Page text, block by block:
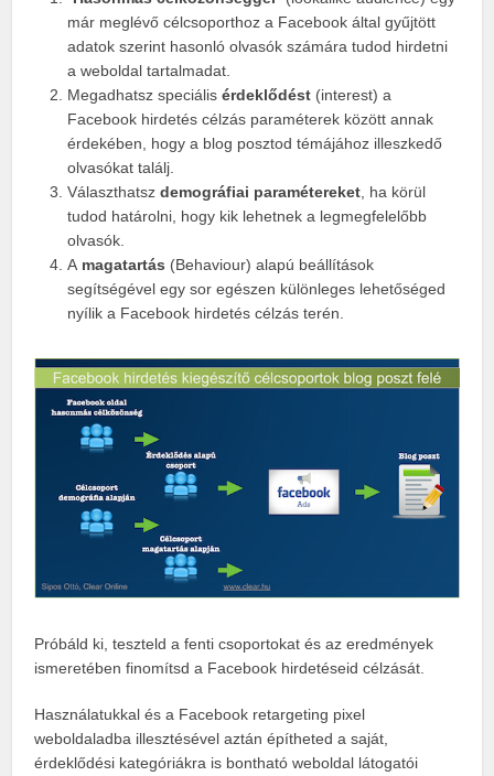
már meglévő célcsoporthoz a Facebook által gyűjtött
adatok szerint hasonló olvasók számára tudod hirdetni
a weboldal tartalmadat.
Megadhatsz speciálisérdeklődést (interest) a
Facebook hirdetés célzás paraméterek között annak
érdekében, hogy a blog posztod témájához illeszkedő
olvasókat találj.
Választhatszdemográfiai paramétereket, ha körül
tudod határolni, hogy kik lehetnek a legmegfelelőbb
olvasók.
Amagatartás (Behaviour) alapú beállítások
segítségével egy sor egészen különleges lehetőséged
nyílik a Facebook hirdetés célzás terén.
Próbáld ki, teszteld a fenti csoportokat és az eredmények
ismeretében finomítsd a Facebook hirdetéseid célzását.
Használatukkal és a Facebook retargeting pixel
weboldaladba illesztésével aztán építheted a saját,
érdeklődési kategóriákra is bontható weboldal látogatói